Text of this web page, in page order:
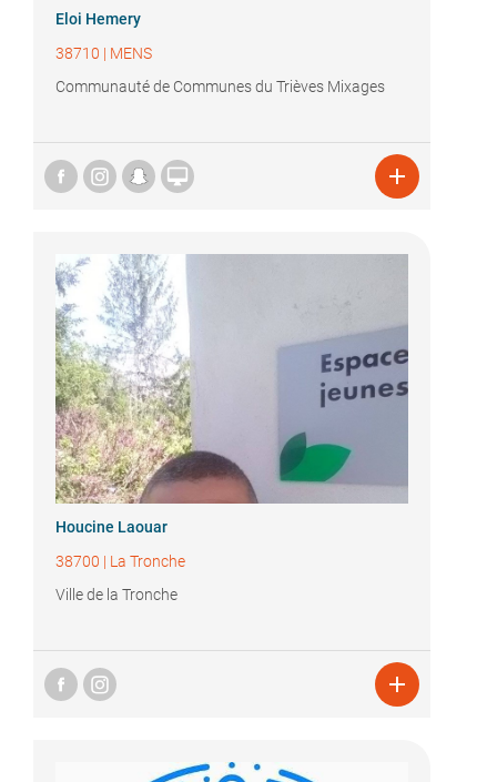
Eloi Hemery
38710 | MENS
Communauté de Communes du Trièves Mixages
 
Houcine Laouar
38700 | La Tronche
Ville de la Tronche
